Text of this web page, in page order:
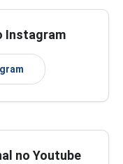
Instagram
no Youtube